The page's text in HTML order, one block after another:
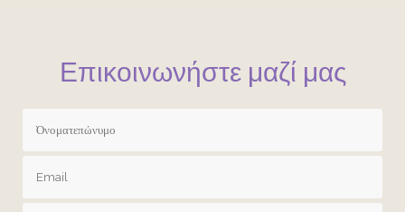
Επικοινωνήστε μαζί μας